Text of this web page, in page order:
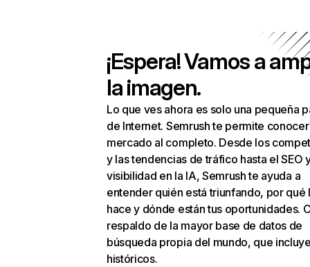
¡Espera! Vamos a
la imagen.
Lo que ves ahora es solo una pequeña
de Internet. Semrush te permite
mercado al completo. Desde los
y las tendencias de tráfico hasta el SEO
visibilidad en la IA, Semrush te ayuda a
entender quién está triunfando, por qué
hace y dónde están tus oportunidades.
respaldo de la mayor base de datos de
búsqueda propia del mundo, que
históricos.